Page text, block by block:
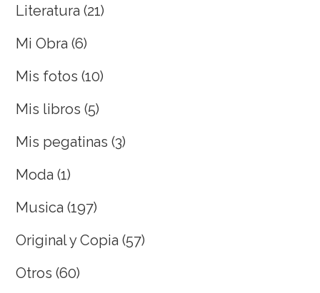
Literatura (21)
Mi Obra (6)
Mis fotos (10)
Mis libros (5)
Mis pegatinas (3)
Moda (1)
Musica (197)
Original y Copia (57)
Otros (60)